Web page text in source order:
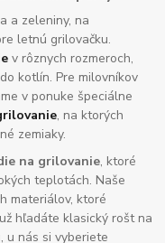
a zeleniny, na
letnú grilovačku.
v rôznych rozmeroch,
kotlín. Pre milovníkov
v ponuke špeciálne
, na ktorých
zemiaky.
na grilovanie, ktoré
teplotách. Naše
materiálov, ktoré
hľadáte klasický rošt na
u nás si vyberiete